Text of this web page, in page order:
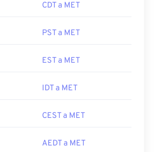
CDT a MET
PST a MET
EST a MET
IDT a MET
CEST a MET
AEDT a MET